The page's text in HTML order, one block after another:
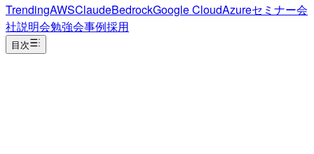
TrendingAWSClaudeBedrockGoogle CloudAzureセミナー会
社説明会勉強会事例採用
目次